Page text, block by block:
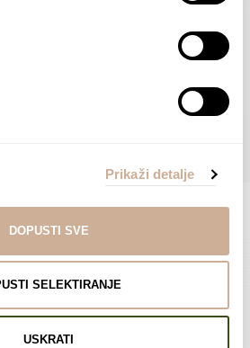
Prikaži detalje
DOPUSTI SVE
SELEKTIRANJE
USKRATI
€Raspon
od
75,00 €
do
138,00 €
ODABERI OPCIJE
PROIZVODE U OVOJ KATEGORIJI
Fotografije